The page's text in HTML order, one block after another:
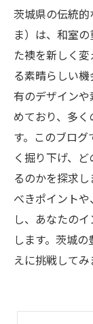
茨城県の伝統
ま）は、和室
た襖を新しく
る素晴らしい
有のデザイン
めており、多
す。このブロ
く掘り下げ、
るのかを探求
べきポイント
し、あなたの
します。茨城
えに挑戦してみ